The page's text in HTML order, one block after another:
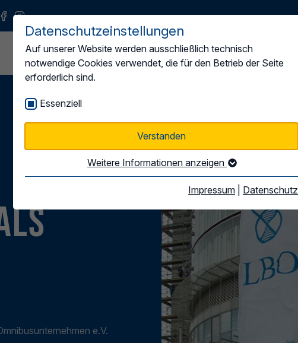
Datenschutzeinstellungen
Auf unserer Website werden ausschließlich technisch
notwendige Cookies verwendet, die für den Betrieb der Seite
erforderlich sind.
Essenziell
Verstanden
Weitere Informationen anzeigen
Impressum Datenschutz
Der LBO Mitgliedschaft Themen & Positionen
e.V.